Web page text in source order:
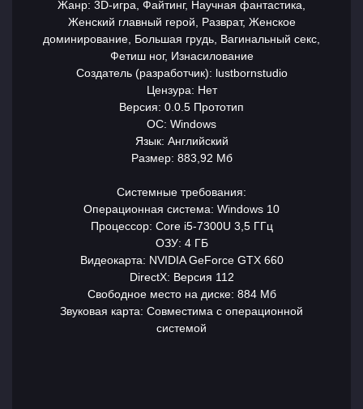
Жанр: 3D-игра, Файтинг, Научная фантастика,
Женский главный герой, Разврат, Женское
доминирование, Большая грудь, Вагинальный секс,
Фетиш ног, Изнасилование
Создатель (разработчик): lustbornstudio
Цензура: Нет
Версия: 0.0.5 Прототип
ОС: Windows
Язык: Английский
Размер: 883,92 Мб
Системные требования:
Операционная система: Windows 10
Процессор: Core i5-7300U 3,5 ГГц
ОЗУ: 4 ГБ
Видеокарта: NVIDIA GeForce GTX 660
DirectX: Версия 112
Свободное место на диске: 884 Мб
Звуковая карта: Совместима с операционной
системой